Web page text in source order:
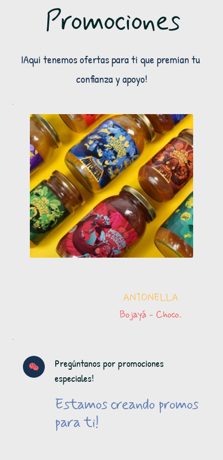
Promociones
IAqui tenemos ofertas para ti que premian tu
confianza y apoyo!
gratis una mermelada ANTONELLA
Bojayá - Choco.
Pregúntanos por promociones
especiales!
Estamos creando promos
para ti!